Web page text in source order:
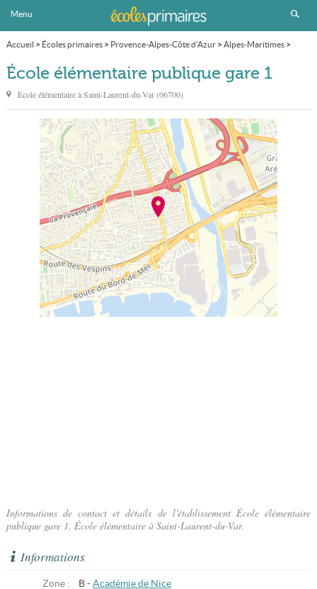
Menu
Accueil > Écoles primaires> Provence-Alpes-Côte d'Azur> Alpes-Maritimes>
Saint-Laurent-du-Var École élémentaire publique gare 1
École élémentaire publique gare 1
École élémentaire àSaint-Laurent-du-Var(06700)
Informations de contact et détails de l'établissement École élémentaire
publique gare 1, École élémentaire à Saint-Laurent-du-Var.
Informations
Zone : B - Académie de Nice